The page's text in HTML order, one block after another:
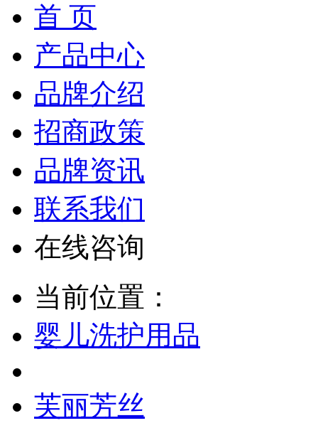
首 页
产品中心
品牌介绍
招商政策
品牌资讯
联系我们
在线咨询
当前位置：
婴儿洗护用品
芙丽芳丝